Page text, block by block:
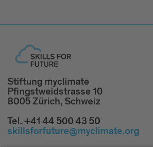
Stiftung myclimate
Pfingstweidstrasse 10
8005 Zürich, Schweiz
Tel. +41 44 500 43 50
skillsforfuture@myclimate.org